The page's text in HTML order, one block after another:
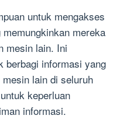
untuk mengakses
mereka
mesin lain. Ini
berbagi informasi yang
lain di seluruh
keperluan
informasi.